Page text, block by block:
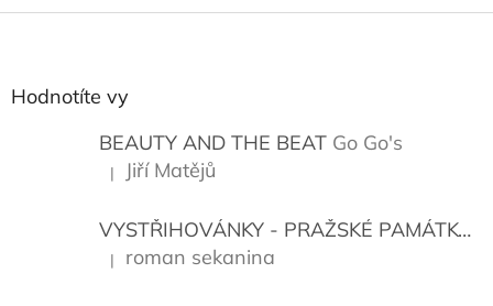
Hodnotíte vy
BEAUTY AND THE BEAT Go Go's
Hodnocení produktu je 5 z 5 hvězdiček.
| Jiří Matějů
VYSTŘIHOVÁNKY - PRAŽSKÉ PAMÁTKY
Hodnocení produktu je 5 z 5 hvězdiček.
| roman sekanina